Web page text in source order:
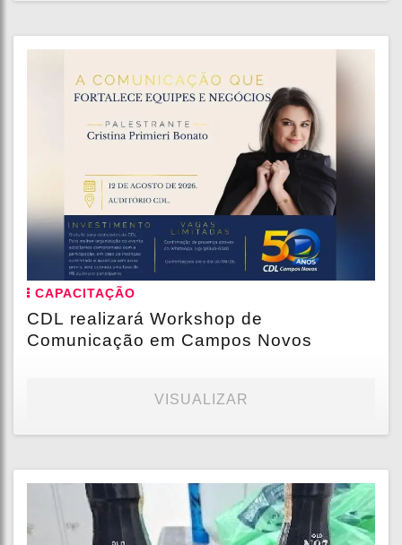
CAPACITAÇÃO
CDL realizará Workshop de
Comunicação em Campos Novos
VISUALIZAR